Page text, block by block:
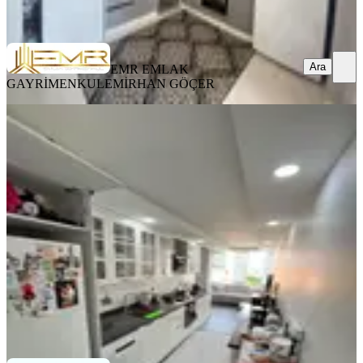
Ara
EMR EMLAK
GAYRİMENKULEMİRHAN GÖÇER
Ara
Seyhan, Yeşilyurt Mahallesi
175 m²
4.985.000 ₺
FİNAL GAYRİMENKULHULUSİ BAŞDAN